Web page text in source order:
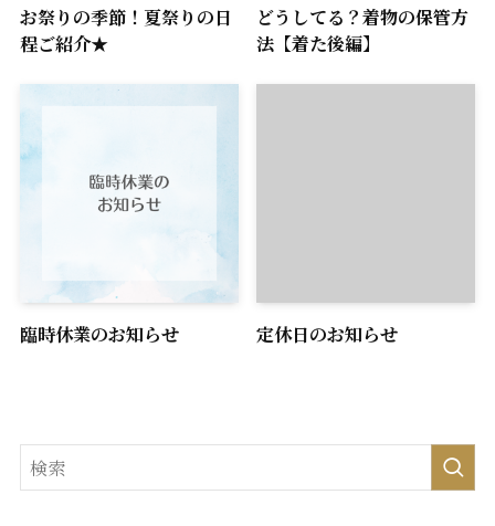
お祭りの季節！夏祭りの日
程ご紹介★
どうしてる？着物の保管方
法【着た後編】
臨時休業のお知らせ 定休日のお知らせ